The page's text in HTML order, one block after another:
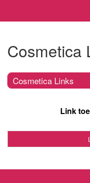
Cosmetica
Cosmetica Links
Link